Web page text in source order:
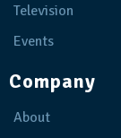
Television
Events
Company
About